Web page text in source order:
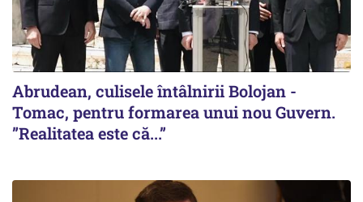
Abrudean, culisele întâlnirii Bolojan -
Tomac, pentru formarea unui nou Guvern.
”Realitatea este că...”